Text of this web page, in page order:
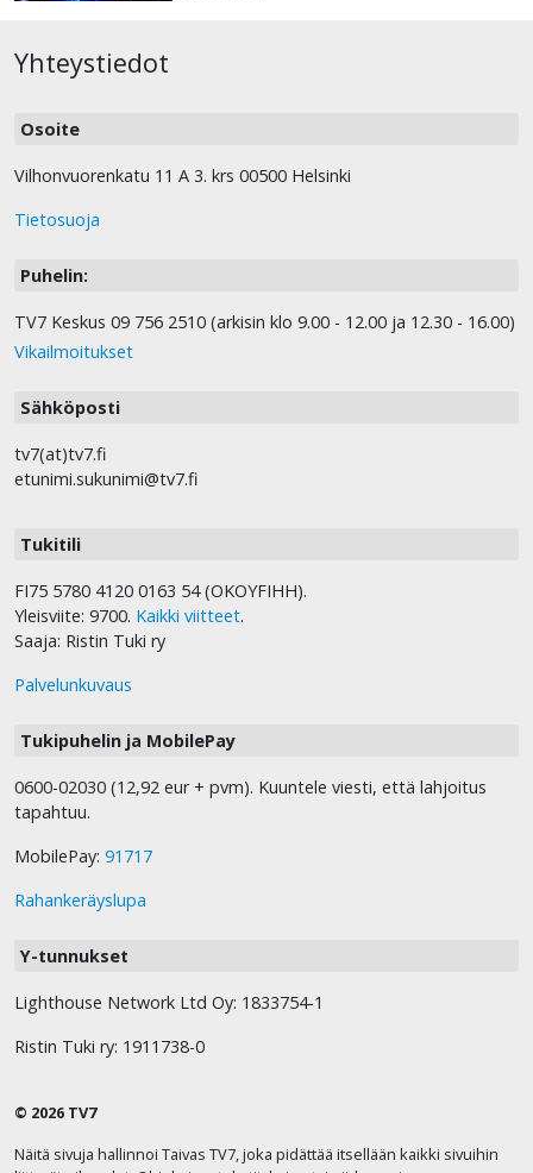
Yhteystiedot
Osoite
Vilhonvuorenkatu 11 A 3. krs 00500 Helsinki
Tietosuoja
Puhelin:
TV7 Keskus 09 756 2510 (arkisin klo 9.00 - 12.00 ja 12.30 - 16.00)
Vikailmoitukset
Sähköposti
tv7(at)tv7.fi
etunimi.sukunimi@tv7.fi
Tukitili
FI75 5780 4120 0163 54 (OKOYFIHH).
Yleisviite: 9700. Kaikki viitteet.
Saaja: Ristin Tuki ry
Palvelunkuvaus
Tukipuhelin ja MobilePay
0600-02030 (12,92 eur + pvm). Kuuntele viesti, että lahjoitus
tapahtuu.
MobilePay: 91717
Rahankeräyslupa
Y-tunnukset
Lighthouse Network Ltd Oy: 1833754-1
Ristin Tuki ry: 1911738-0
© 2026 TV7
Näitä sivuja hallinnoi Taivas TV7, joka pidättää itsellään kaikki sivuihin